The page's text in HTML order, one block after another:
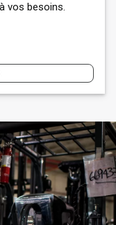
vos besoins.